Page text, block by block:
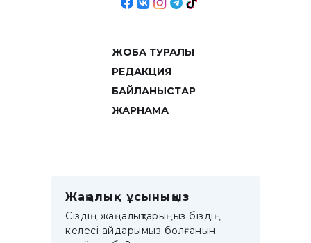
ЖОБА ТУРАЛЫ
РЕДАКЦИЯ
БАЙЛАНЫСТАР
ЖАРНАМА
Жаңалық ұсыныңыз
Сіздің жаңалықтарыңыз біздің
келесі айдарымыз болғанын